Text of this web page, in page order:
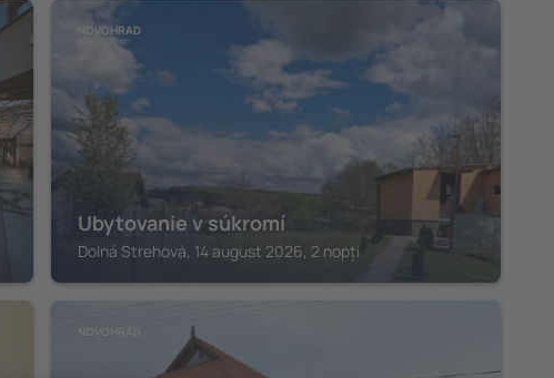
NOVOHRAD
Ubytovanie v súkromí
Dolná Strehová, 14 august 2026, 2 nopți
NOVOHRAD